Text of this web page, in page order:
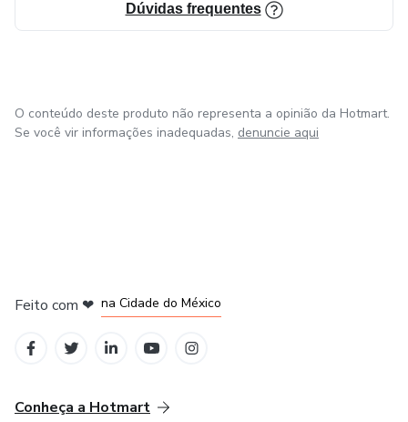
Dúvidas frequentes
O conteúdo deste produto não representa a opinião da Hotmart.
Se você vir informações inadequadas, denuncie aqui
Feito com ❤ na Cidade do México
Conheça a Hotmart